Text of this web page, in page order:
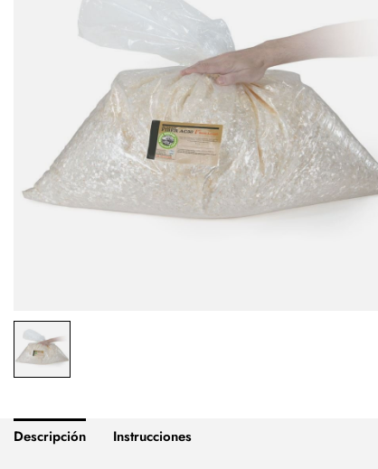
Descripción Instrucciones